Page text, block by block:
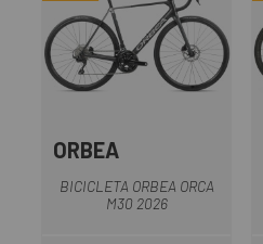
ORBEA
BICICLETA ORBEA ORCA
M30 2026